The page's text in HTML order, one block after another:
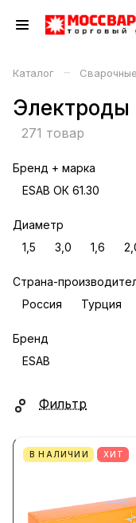
Каталог –
Электроды
271 товар
Бренд + марка
ESAB ОК 61.30
Диаметр
1,5
3,0 1,6
Страна-
Россия
Турция
Бренд
ESAB
Фильтр
В НАЛИЧИИ ХИТ